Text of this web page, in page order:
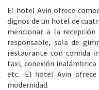
El hotel Avin ofrece
dignos de un hotel de
mencionar a la
responsable, sala de
restaurante con comida
taxi, conexión
etc.. El hotel Avin
modernidad.